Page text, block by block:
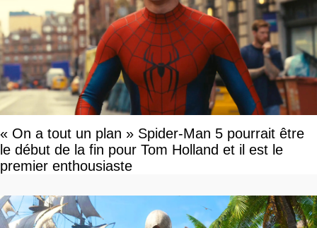
« On a tout un plan » Spider-Man 5 pourrait être
le début de la fin pour Tom Holland et il est le
premier enthousiaste